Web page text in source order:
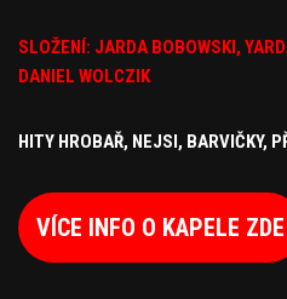
SLOŽENÍ: JARDA BOBOWSKI,
DANIEL WOLCZIK
HITY HROBAŘ, NEJSI, BARVIČKY,
VÍCE INFO O KAPELE ZDE